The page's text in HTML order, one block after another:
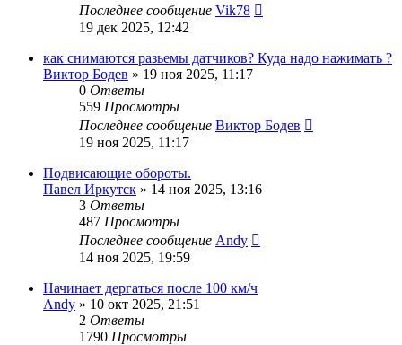
Последнее сообщение Vik78
19 дек 2025, 12:42
как снимаются разьемы датчиков? Куда надо нажимать ?
Виктор Бодев » 19 ноя 2025, 11:17
0 Ответы
559 Просмотры
Последнее сообщение Виктор Бодев
19 ноя 2025, 11:17
Подвисающие обороты.
Павел Иркутск » 14 ноя 2025, 13:16
3 Ответы
487 Просмотры
Последнее сообщение Andy
14 ноя 2025, 19:59
Начинает дергаться после 100 км/ч
Andy » 10 окт 2025, 21:51
2 Ответы
1790 Просмотры